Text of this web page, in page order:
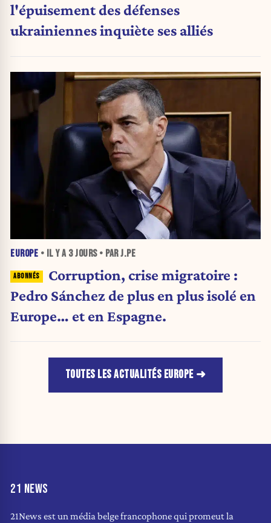
l'épuisement des défenses
ukrainiennes inquiète ses alliés
EUROPE • IL Y A 3 JOURS• PAR J.PE
Corruption, crise migratoire :
Pedro Sánchez de plus en plus isolé en
Europe… et en Espagne.
TOUTES LES ACTUALITÉS EUROPE
21 NEWS
21News est un média belge francophone qui promeut la